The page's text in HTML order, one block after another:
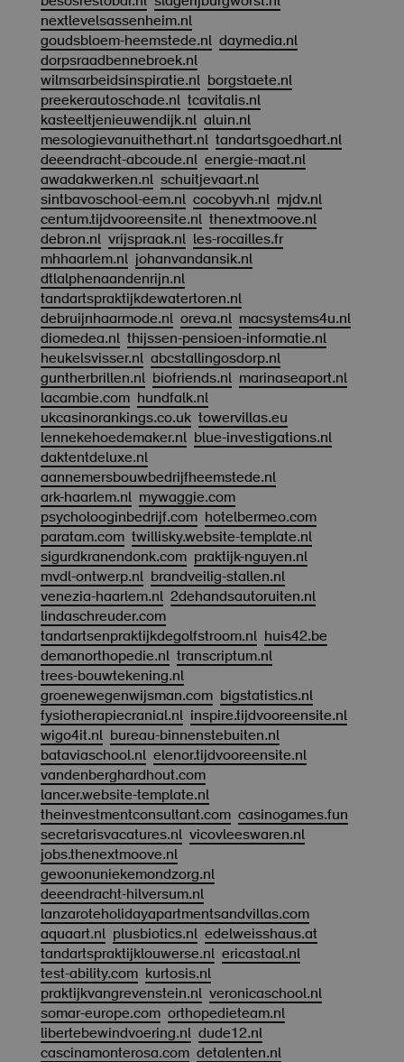
nextlevelsassenheim.nl
goudsbloem-heemstede.nl daymedia.nl
dorpsraadbennebroek.nl
wilmsarbeidsinspiratie.nl
borgstaete.nl
preekerautoschade.nl tcavitalis.nl
kasteeltjenieuwendijk.nl aluin.nl
mesologievanuithethart.nl tandartsgoedhart.nl
deeendracht-abcoude.nl energie-maat.nl
awadakwerken.nl schuitjevaart.nl
sintbavoschool-eem.nl cocobyvh.nl mjdv.nl
centum.tijdvooreensite.nl thenextmoove.nl
debron.nl vrijspraak.nl les-rocailles.fr
mhhaarlem.nl johanvandansik.nl
dtlalphenaandenrijn.nl
tandartspraktijkdewatertoren.nl
debruijnhaarmode.nl oreva.nl macsystems4u.nl
diomedea.nl thijssen-pensioen-informatie.nl
heukelsvisser.nl abcstallingosdorp.nl
guntherbrillen.nl
biofriends.nl marinaseaport.nl
lacambie.com
hundfalk.nl
ukcasinorankings.co.uk towervillas.eu
lennekehoedemaker.nl
blue-investigations.nl
daktentdeluxe.nl
aannemersbouwbedrijfheemstede.nl
ark-haarlem.nl mywaggie.com
psycholooginbedrijf.com
hotelbermeo.com
paratam.com twillisky.website-template.nl
sigurdkranendonk.com praktijk-nguyen.nl
mvdl-ontwerp.nl
brandveilig-stallen.nl
venezia-haarlem.nl 2dehandsautoruiten.nl
lindaschreuder.com
tandartsenpraktijkdegolfstroom.nl
huis42.be
demanorthopedie.nl transcriptum.nl
trees-bouwtekening.nl
groenewegenwijsman.com
bigstatistics.nl
fysiotherapiecranial.nl inspire.tijdvooreensite.nl
wigo4it.nl
bureau-binnenstebuiten.nl
bataviaschool.nl elenor.tijdvooreensite.nl
vandenberghardhout.com
lancer.website-template.nl
theinvestmentconsultant.com casinogames.fun
secretarisvacatures.nl vicovleeswaren.nl
jobs.thenextmoove.nl
gewoonuniekemondzorg.nl
deeendracht-hilversum.nl
lanzaroteholidayapartmentsandvillas.com
aquaart.nl plusbiotics.nl edelweisshaus.at
tandartspraktijklouwerse.nl ericastaal.nl
test-ability.com
kurtosis.nl
praktijkvangrevenstein.nl veronicaschool.nl
somar-europe.com orthopedieteam.nl
libertebewindvoering.nl dude12.nl
cascinamonterosa.com detalenten.nl